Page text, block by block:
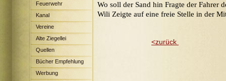
Feuerwehr
Kanal
Vereine
Alte Ziegellei
Quellen
Bücher Empfehlung
Werbung
Wo soll der Sand hin Fragte der Fahrer
Wili Zeigte auf eine freie Stelle in der
<zurück